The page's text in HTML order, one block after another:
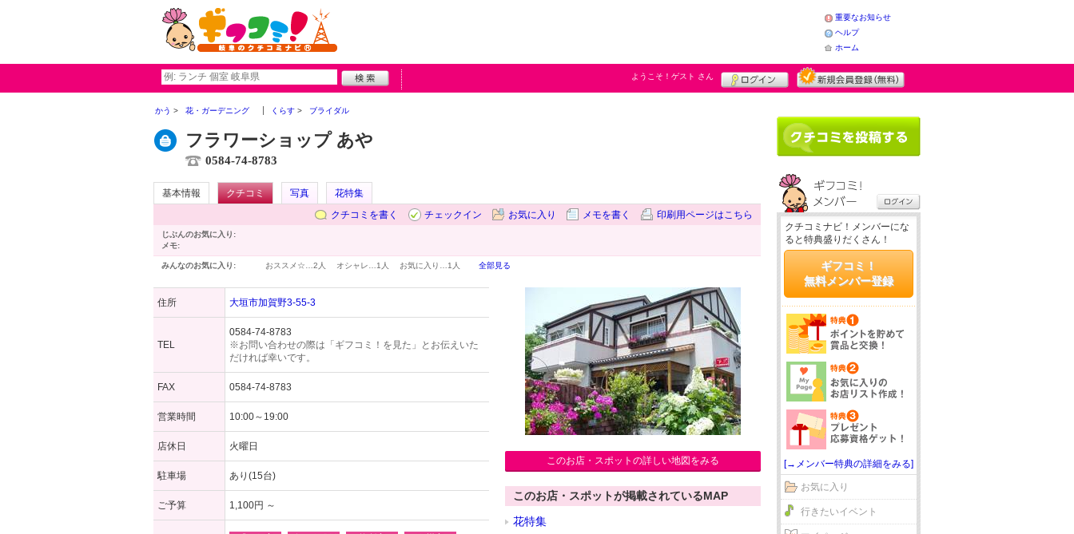
重要なお知らせ
ヘルプ
ホーム
ようこそ！ ゲスト さん
かう 花・ガーデニング くらす ブライダル
フラワーショップ あや
0584-74-8783
基本情報 クチコミ 写真
花特集
クチコミを書く
チェックイン お気に入り メモを書く 印刷用ページはこちら
じぶんのお気に入り:
メモ:
みんなのお気に入り: おススメ☆… 2人 オシャレ… 1人 お気に入り… 1人 全部見る
住所 大垣市加賀野3-55-3
TEL
0584-74-8783
※お問い合わせの際は「ギフコミ！を見た」とお伝えいた
だければ幸いです。
FAX 0584-74-8783
営業時間 10:00～19:00
店休日 火曜日
駐車場 あり(15台)
ご予算 1,100円 ～
このお店・スポットの詳しい地図をみる
このお店・スポットが掲載されているMAP
花特集
クチコミナビ！メンバーにな
ると特典盛りだくさん！
ギフコミ！
無料メンバー登録
[→メンバー特典の詳細をみる]
お気に入り
行きたいイベント